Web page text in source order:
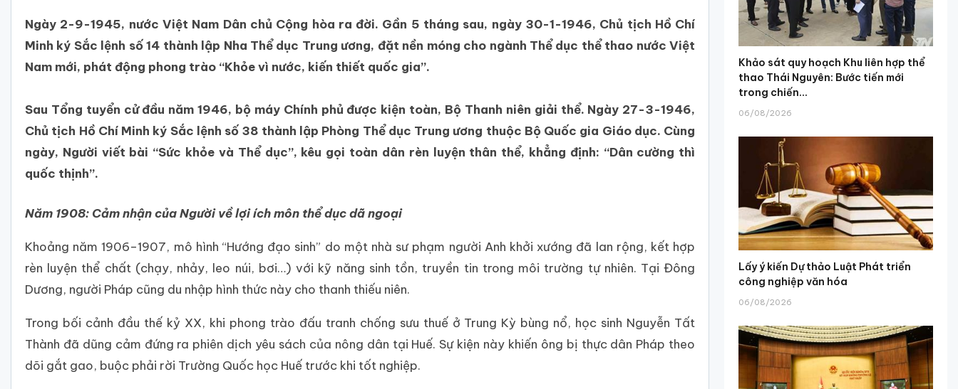
Ngày 2-9-1945, nước Việt Nam Dân chủ Cộng hòa ra đời. Gần 5 tháng sau, ngày 30-1-1946, Chủ tịch Hồ Chí
Minh ký Sắc lệnh số 14 thành lập Nha Thể dục Trung ương, đặt nền móng cho ngành Thể dục thể thao nước Việt
Nam mới, phát động phong trào “Khỏe vì nước, kiến thiết quốc gia”.
Sau Tổng tuyển cử đầu năm 1946, bộ máy Chính phủ được kiện toàn, Bộ Thanh niên giải thể. Ngày 27-3-1946,
Chủ tịch Hồ Chí Minh ký Sắc lệnh số 38 thành lập Phòng Thể dục Trung ương thuộc Bộ Quốc gia Giáo dục. Cùng
ngày, Người viết bài “Sức khỏe và Thể dục”, kêu gọi toàn dân rèn luyện thân thể, khẳng định: “Dân cường thì
quốc thịnh”.
Năm 1908: Cảm nhận của Người về lợi ích môn thể dục dã ngoại
Khoảng năm 1906–1907, mô hình “Hướng đạo sinh” do một nhà sư phạm người Anh khởi xướng đã lan rộng, kết hợp
rèn luyện thể chất (chạy, nhảy, leo núi, bơi…) với kỹ năng sinh tồn, truyền tin trong môi trường tự nhiên. Tại Đông
Dương, người Pháp cũng du nhập hình thức này cho thanh thiếu niên.
Trong bối cảnh đầu thế kỷ XX, khi phong trào đấu tranh chống sưu thuế ở Trung Kỳ bùng nổ, học sinh Nguyễn Tất
Thành đã dũng cảm đứng ra phiên dịch yêu sách của nông dân tại Huế. Sự kiện này khiến ông bị thực dân Pháp theo
dõi gắt gao, buộc phải rời Trường Quốc học Huế trước khi tốt nghiệp.
Khảo sát quy hoạch Khu liên hợp thể
thao Thái Nguyên: Bước tiến mới
trong chiến...
06/08/2026
Lấy ý kiến Dự thảo Luật Phát triển
công nghiệp văn hóa
06/08/2026